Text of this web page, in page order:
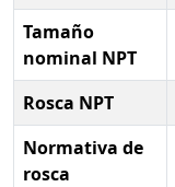
Tamaño
nominal NPT
Rosca NPT
Normativa de
rosca